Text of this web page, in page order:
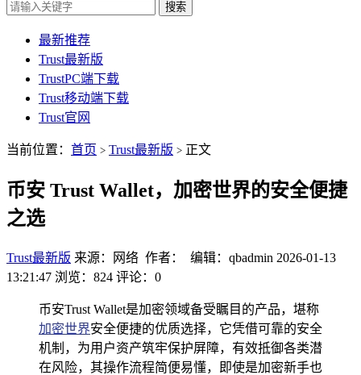
搜索
最新推荐
Trust最新版
TrustPC端下载
Trust移动端下载
Trust官网
当前位置： 首页 > Trust最新版 > 正文
币安 Trust Wallet，加密世界的安全便捷
之选
Trust最新版 来源：网络 作者： 编辑：qbadmin 2026-01-13
13:21:47 浏览：824 评论：0
币安Trust Wallet是加密领域备受瞩目的产品，堪称
加密世界安全便捷的优质选择，它凭借可靠的安全
机制，为用户资产筑牢保护屏障，有效抵御各类潜
在风险，其操作流程简便易懂，即使是加密新手也